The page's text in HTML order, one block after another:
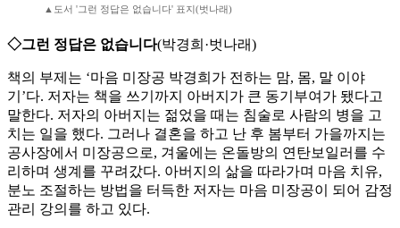
▲도서 '그런 정답은 없습니다' 표지(벗나래)
◇그런 정답은 없습니다(박경희·벗나래)
책의 부제는 ‘마음 미장공 박경희가 전하는 맘, 몸, 말 이야
기’다. 저자는 책을 쓰기까지 아버지가 큰 동기부여가 됐다고
말한다. 저자의 아버지는 젊었을 때는 침술로 사람의 병을 고
치는 일을 했다. 그러나 결혼을 하고 난 후 봄부터 가을까지는
공사장에서 미장공으로, 겨울에는 온돌방의 연탄보일러를 수
리하며 생계를 꾸려갔다. 아버지의 삶을 따라가며 마음 치유,
분노 조절하는 방법을 터득한 저자는 마음 미장공이 되어 감정
관리 강의를 하고 있다.